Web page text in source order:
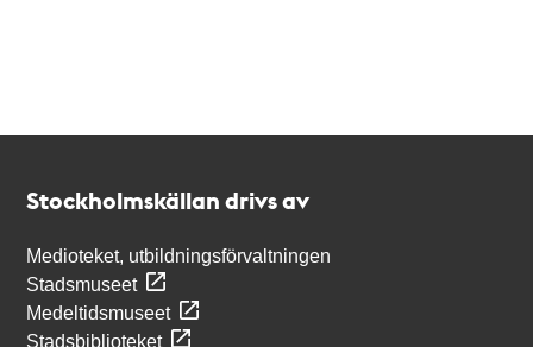
Stockholmskällan drivs av
Medioteket, utbildningsförvaltningen
Stadsmuseet
Medeltidsmuseet
Stadsbiblioteket